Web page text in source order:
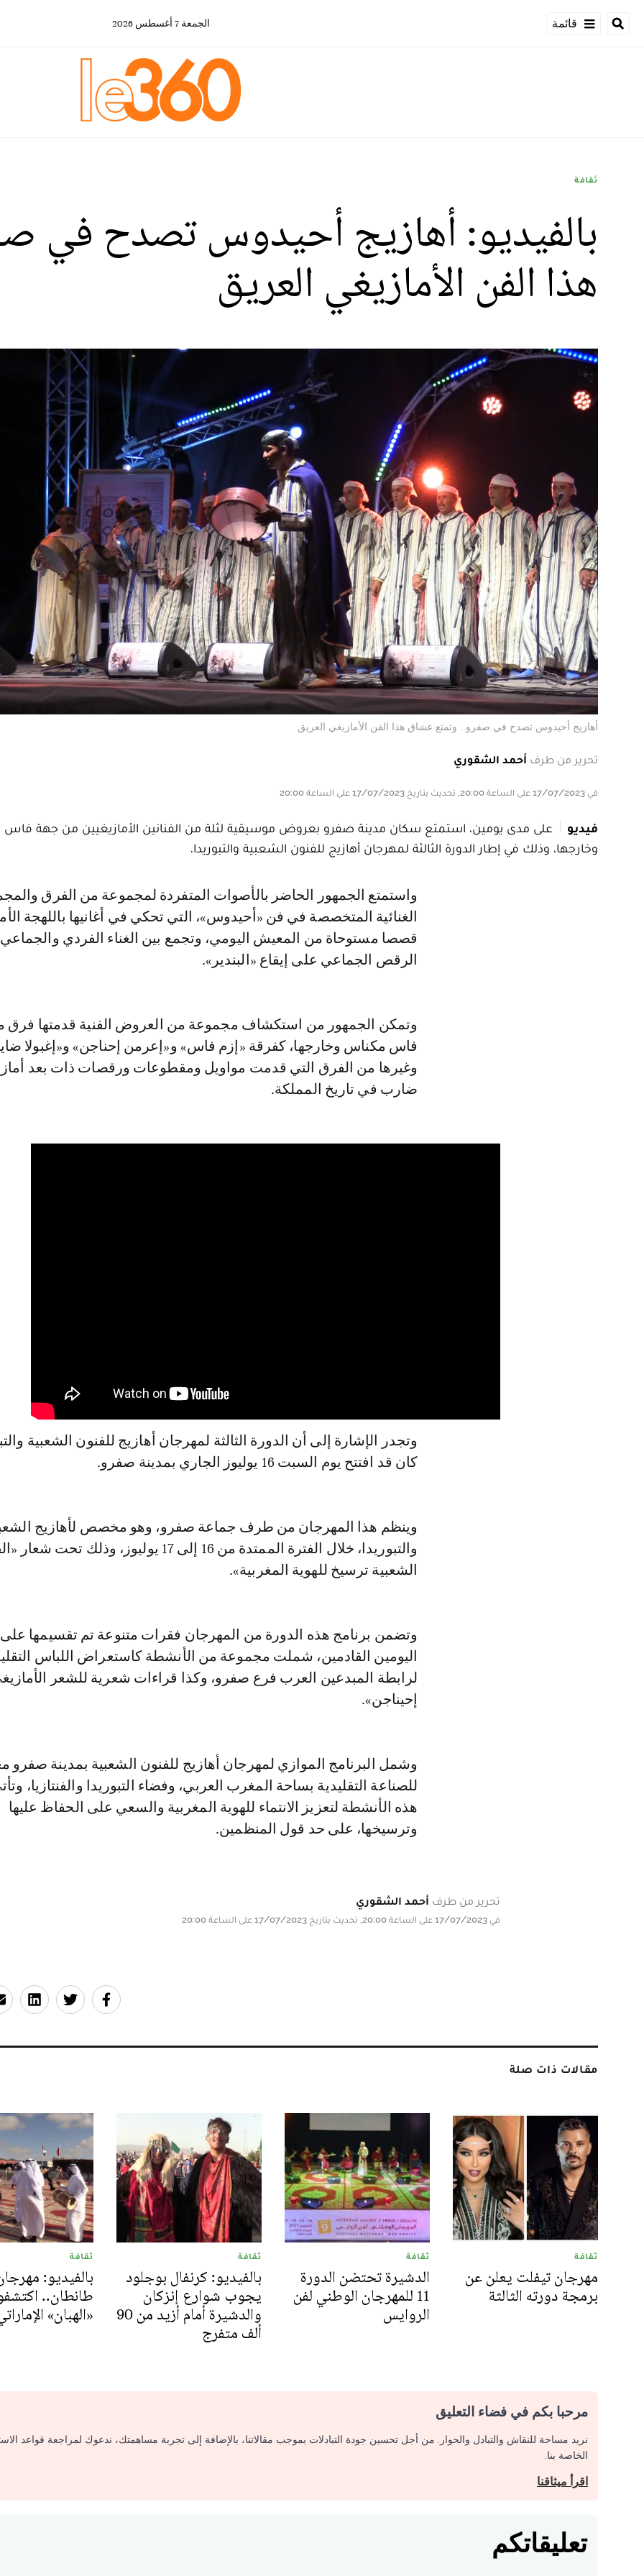
قائمة الجمعة 7 أغسطس 2026
ثقافة
بالفيديو: أهازيج أحيدوس تصدح في
هذا الفن الأمازيغي العريق
أهازيج أحيدوس تصدح في صفرو.. وتمتع عشاق هذا الفن الأمازيغي العريق
تحرير من طرف أحمد الشقوري
في 17/07/2023 على الساعة 20:00, تحديث بتاريخ 17/07/2023 على الساعة 20:00
فيديو
على مدى يومين، استمتع سكان مدينة صفرو بعروض موسيقية لثلة من الفنانين الأمازيغيين من جهة
وخارجها، وذلك في إطار الدورة الثالثة لمهرجان أهازيج للفنون الشعبية والتبوريدا.
واستمتع الجمهور الحاضر بالأصوات المتفردة لمجموعة من الفرق والمجموعات
الغنائية المتخصصة في فن «أحيدوس»، التي تحكي في أغانيها باللهجة
قصصا مستوحاة من المعيش اليومي، وتجمع بين الغناء الفردي
الرقص الجماعي على إيقاع «البندير».
وتمكن الجمهور من استكشاف مجموعة من العروض الفنية قدمتها فرق
فاس مكناس وخارجها، كفرقة «إزم فاس» و«إعرمن إحناجن» و«إغبولا
وغيرها من الفرق التي قدمت مواويل ومقطوعات ورقصات ذات بعد
ضارب في تاريخ المملكة.
وتجدر الإشارة إلى أن الدورة الثالثة لمهرجان أهازيج للفنون الشعبية
كان قد افتتح يوم السبت 16 يوليوز الجاري بمدينة صفرو.
وينظم هذا المهرجان من طرف جماعة صفرو، وهو مخصص لأهازيج
والتبوريدا، خلال الفترة الممتدة من 16 إلى 17 يوليوز، وذلك تحت
الشعبية ترسيخ للهوية المغربية».
وتضمن برنامج هذه الدورة من المهرجان فقرات متنوعة تم تقسيمها
اليومين القادمين، شملت مجموعة من الأنشطة كاستعراض اللباس
لرابطة المبدعين العرب فرع صفرو، وكذا قراءات شعرية للشعر
إحيناجن».
وشمل البرنامج الموازي لمهرجان أهازيج للفنون الشعبية بمدينة صفرو
للصناعة التقليدية بساحة المغرب العربي، وفضاء التبوريدا والفنتازيا،
هذه الأنشطة لتعزيز الانتماء للهوية المغربية والسعي على الحفاظ عليها
وترسيخها، على حد قول المنظمين.
تحرير من طرف أحمد الشقوري
في 17/07/2023 على الساعة 20:00, تحديث بتاريخ 17/07/2023 على الساعة 20:00
مقالات ذات صلة
ثقافة
مهرجان تيفلت يعلن عن
برمجة دورته الثالثة
ثقافة
الدشيرة تحتضن الدورة
11 للمهرجان الوطني لفن
الروايس
ثقافة
بالفيديو: كرنفال بوجلود
يجوب شوارع إنزكان
والدشيرة أمام أزيد من 90
ألف متفرج
ثقافة
بالفيديو:
طانطان..
«الهبان»
مرحبا بكم في فضاء التعليق
نريد مساحة للنقاش والتبادل والحوار. من أجل تحسين جودة التبادلات بموجب مقالاتنا، بالإضافة إلى تجربة مساهمتك، ندعوك لمراجعة قواعد
الخاصة بنا.
اقرأ ميثاقنا
تعليقاتكم